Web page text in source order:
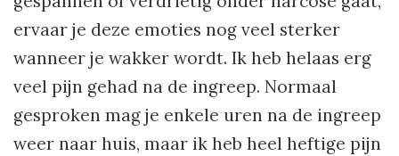
ervaar je deze emoties nog veel sterker
wanneer je wakker wordt. Ik heb helaas erg
veel pijn gehad na de ingreep. Normaal
gesproken mag je enkele uren na de ingreep
weer naar huis, maar ik heb heel heftige pijn